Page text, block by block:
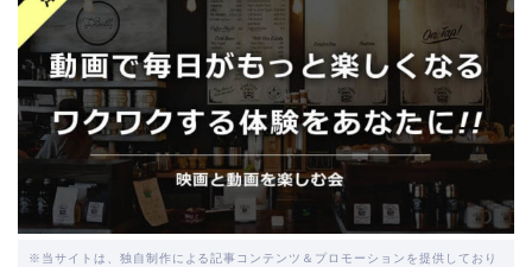
※当サイトは、独自制作による記事コンテンツ＆プロモーションを提供しており